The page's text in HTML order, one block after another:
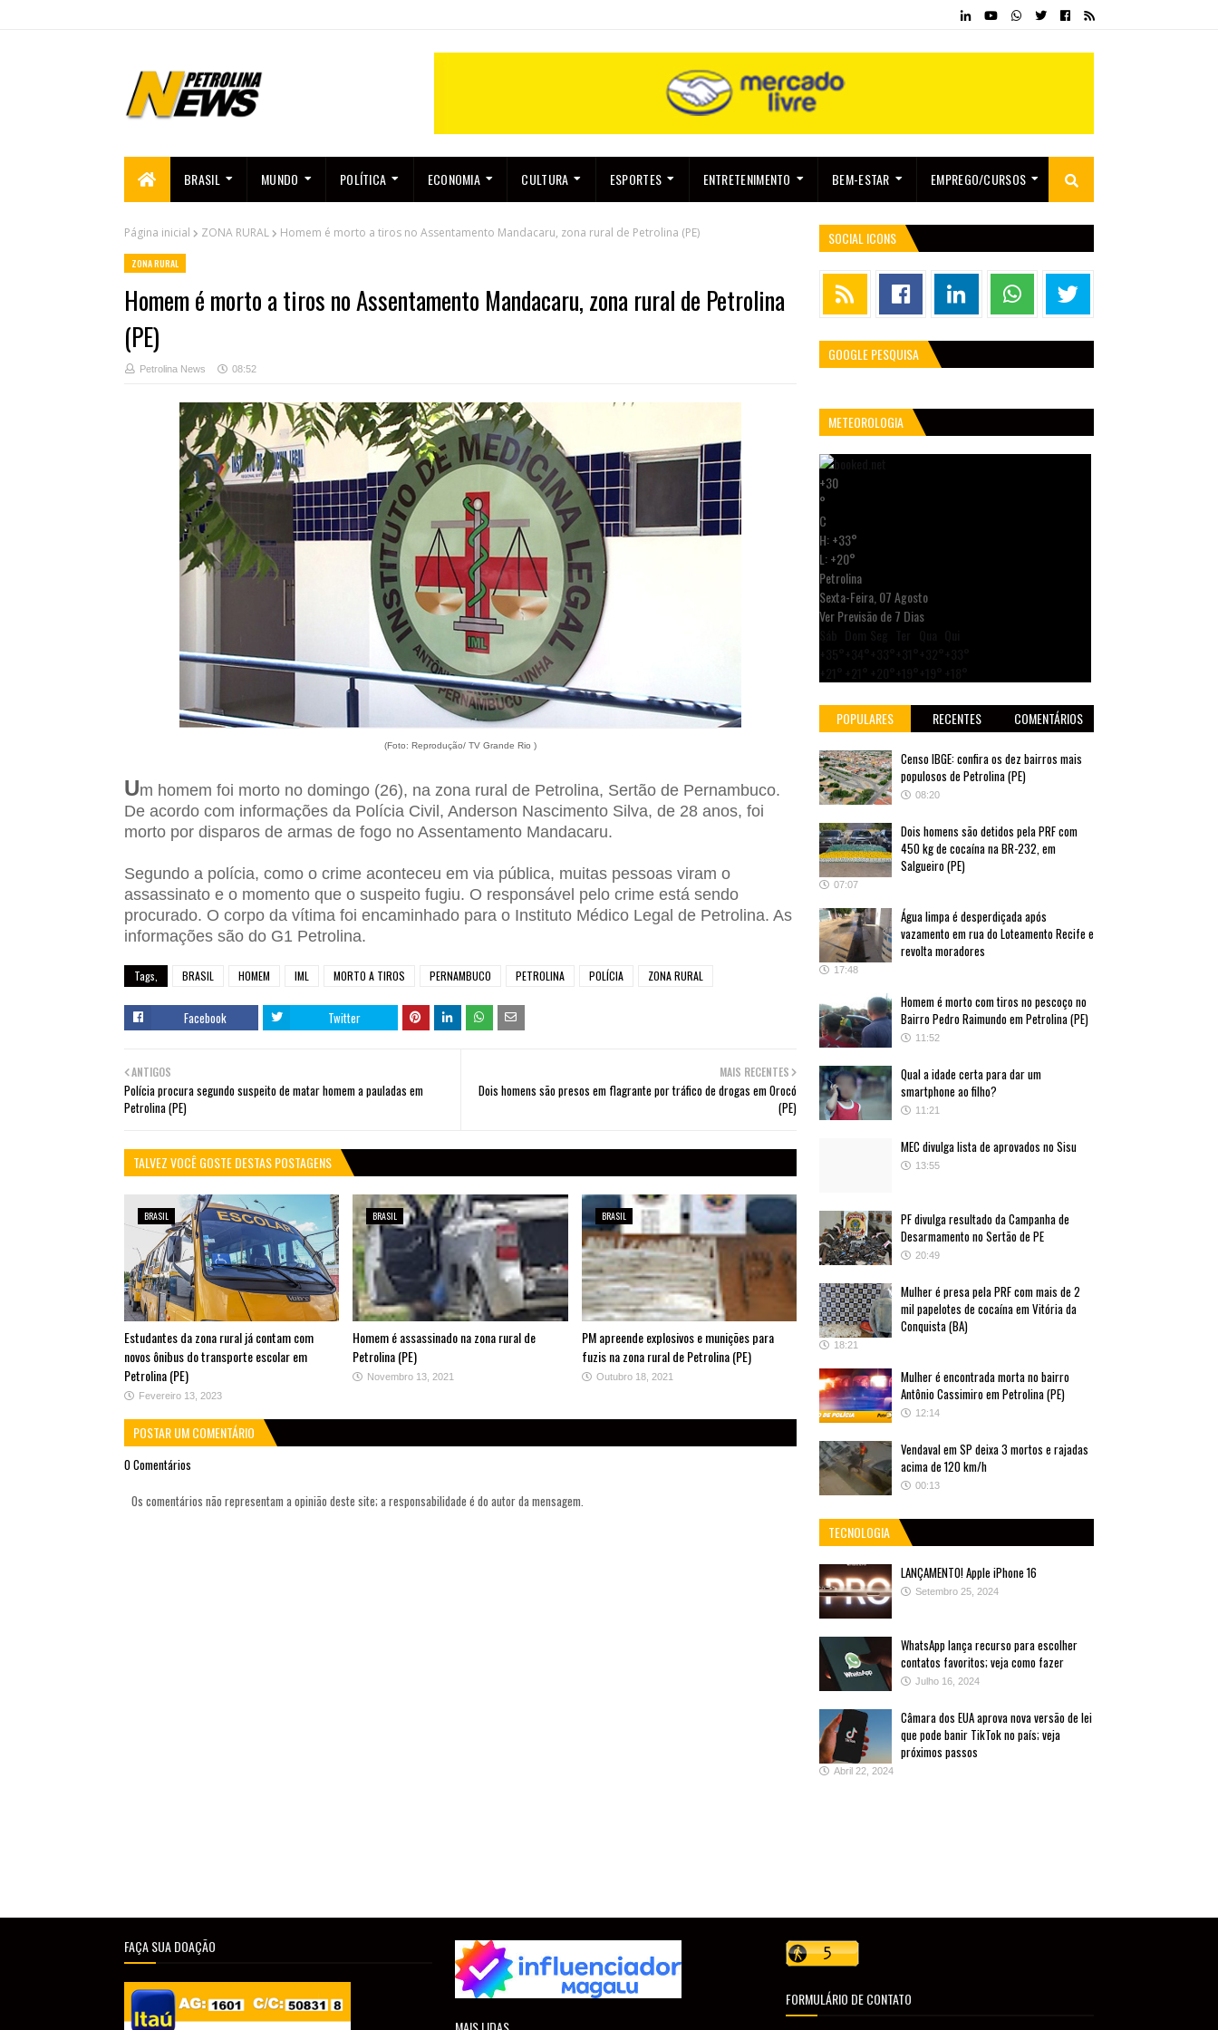
BRASIL MUNDO POLÍTICA ECONOMIA CULTURA ESPORTES ENTRETENIMENTO BEM-ESTAR EMPREGO/CURSOS
Página inicial ZONA RURAL Homem é morto a tiros no Assentamento Mandacaru, zona rural de Petrolina (PE)
ZONA RURAL
Homem é morto a tiros no Assentamento Mandacaru, zona rural de Petrolina
(PE)
Petrolina News 08:52
(Foto: Reprodução/ TV Grande Rio )
Um homem foi morto no domingo (26), na zona rural de Petrolina, Sertão de Pernambuco.
De acordo com informações da Polícia Civil, Anderson Nascimento Silva, de 28 anos, foi
morto por disparos de armas de fogo no Assentamento Mandacaru.
Segundo a polícia, como o crime aconteceu em via pública, muitas pessoas viram o
assassinato e o momento que o suspeito fugiu. O responsável pelo crime está sendo
procurado. O corpo da vítima foi encaminhado para o Instituto Médico Legal de Petrolina. As
informações são do G1 Petrolina.
Tags, BRASIL HOMEM IML MORTO A TIROS PERNAMBUCO PETROLINA POLÍCIA ZONA RURAL
Facebook Twitter
MAIS RECENTES
Dois homens são presos em flagrante por tráfico de drogas em Orocó
(PE)
ANTIGOS
Polícia procura segundo suspeito de matar homem a pauladas em
Petrolina (PE)
TALVEZ VOCÊ GOSTE DESTAS POSTAGENS
BRASIL
Estudantes da zona rural já contam com
novos ônibus do transporte escolar em
Petrolina (PE)
Fevereiro 13, 2023
BRASIL
Homem é assassinado na zona rural de
Petrolina (PE)
Novembro 13, 2021
BRASIL
PM apreende explosivos e munições para
fuzis na zona rural de Petrolina (PE)
Outubro 18, 2021
POSTAR UM COMENTÁRIO
0 Comentários
Os comentários não representam a opinião deste site; a responsabilidade é do autor da mensagem.
SOCIAL ICONS
GOOGLE PESQUISA
METEOROLOGIA
+30
°
C
H:+33°
L:+20°
Petrolina
Sexta-Feira, 07 Agosto
Ver Previsão de 7 Dias
POPULARES RECENTES COMENTÁRIOS
Censo IBGE: confira os dez bairros mais
populosos de Petrolina (PE)
08:20
Dois homens são detidos pela PRF com
450 kg de cocaína na BR-232, em
Salgueiro (PE)
07:07
Água limpa é desperdiçada após
vazamento em rua do Loteamento Recife e
revolta moradores
17:48
Homem é morto com tiros no pescoço no
Bairro Pedro Raimundo em Petrolina (PE)
11:52
Qual a idade certa para dar um
smartphone ao filho?
11:21
MEC divulga lista de aprovados no Sisu
13:55
PF divulga resultado da Campanha de
Desarmamento no Sertão de PE
20:49
Mulher é presa pela PRF com mais de 2
mil papelotes de cocaína em Vitória da
Conquista (BA)
18:21
Mulher é encontrada morta no bairro
Antônio Cassimiro em Petrolina (PE)
12:14
Vendaval em SP deixa 3 mortos e rajadas
acima de 120 km/h
00:13
TECNOLOGIA
LANÇAMENTO! Apple iPhone 16
Setembro 25, 2024
WhatsApp lança recurso para escolher
contatos favoritos; veja como fazer
Julho 16, 2024
Câmara dos EUA aprova nova versão de lei
que pode banir TikTok no país; veja
próximos passos
Abril 22, 2024
FAÇA SUA DOAÇÃO
FORMULÁRIO DE CONTATO